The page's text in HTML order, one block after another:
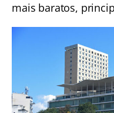
mais baratos,